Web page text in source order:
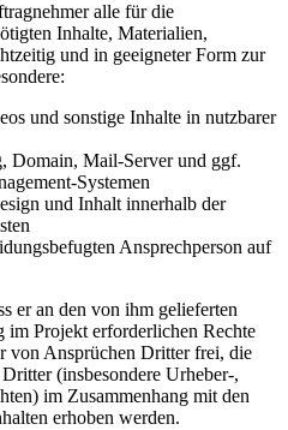
alle für die
Inhalte, Materialien,
und in geeigneter Form zur
und sonstige Inhalte in nutzbarer
Domain, Mail-Server und ggf.
Systemen
und Inhalt innerhalb der
Ansprechperson auf
er an den von ihm gelieferten
Projekt erforderlichen Rechte
von Ansprüchen Dritter frei, die
(insbesondere Urheber-,
im Zusammenhang mit den
erhoben werden.